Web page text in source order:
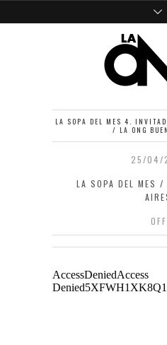
LA SOPA DEL MES 4.
/ LA ONG
25/04/
LA SOPA DEL MES /
OFF